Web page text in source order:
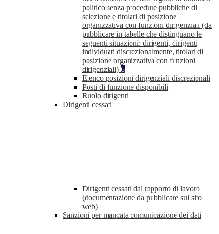
politico senza procedure pubbliche di
selezione e titolari di posizione
organizzativa con funzioni dirigenziali (da
pubblicare in tabelle che distinguano le
seguenti situazioni: dirigenti, dirigenti
individuati discrezionalmente, titolari di
posizione organizzativa con funzioni
dirigenziali) 6
Elenco posizioni dirigenziali discrezionali
Posti di funzione disponibili
Ruolo dirigenti
Dirigenti cessati
Dirigenti cessati dal rapporto di lavoro
(documentazione da pubblicare sul sito
web)
Sanzioni per mancata comunicazione dei dati